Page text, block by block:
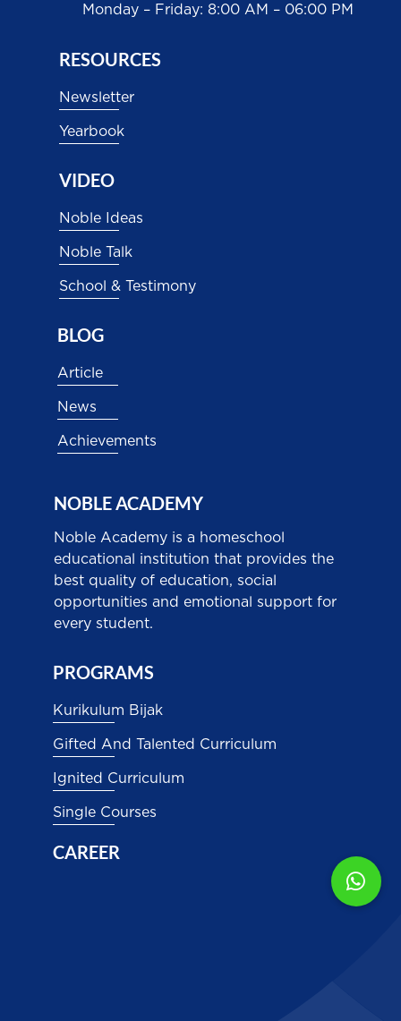
Monday – Friday: 8:00 AM – 06:00 PM
RESOURCES
Newsletter
Yearbook
VIDEO
Noble Ideas
Noble Talk
School & Testimony
BLOG
Article
News
Achievements
NOBLE ACADEMY
Noble Academy is a homeschool
educational institution that provides the
best quality of education, social
opportunities and emotional support for
every student.
PROGRAMS
Kurikulum Bijak
Gifted And Talented Curriculum
Ignited Curriculum
Single Courses
CAREER